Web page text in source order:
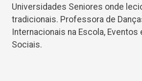
Universidades Seniores onde
tradicionais. Professora de
Internacionais na Escola,
Sociais.